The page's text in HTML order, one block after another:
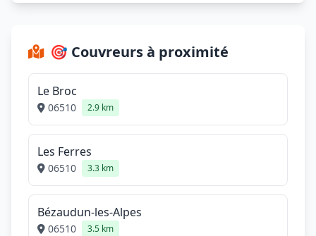
🎯 Couvreurs à proximité
Le Broc
06510 2.9 km
Les Ferres
06510 3.3 km
Bézaudun-les-Alpes
06510 3.5 km